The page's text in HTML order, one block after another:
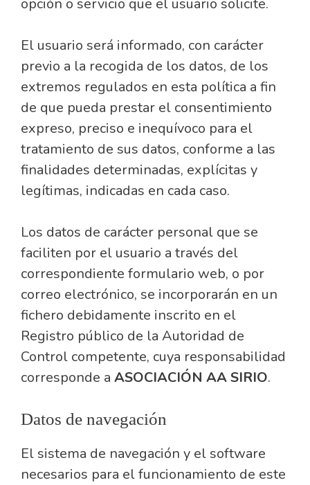
opción o servicio que el usuario solicite.
El usuario será informado, con carácter
previo a la recogida de los datos, de los
extremos regulados en esta política a fin
de que pueda prestar el consentimiento
expreso, preciso e inequívoco para el
tratamiento de sus datos, conforme a las
finalidades determinadas, explícitas y
legítimas, indicadas en cada caso.
Los datos de carácter personal que se
faciliten por el usuario a través del
correspondiente formulario web, o por
correo electrónico, se incorporarán en un
fichero debidamente inscrito en el
Registro público de la Autoridad de
Control competente, cuya responsabilidad
corresponde a ASOCIACIÓN AA SIRIO.
Datos de navegación
El sistema de navegación y el software
necesarios para el funcionamiento de este